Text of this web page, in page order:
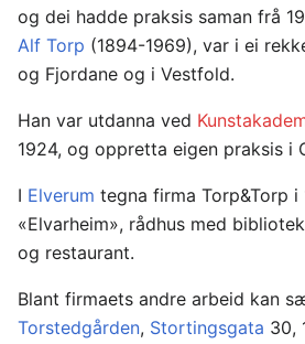
og dei hadde praksis saman frå
Alf Torp (1894-1969), var i ei
og Fjordane og i Vestfold.
Han var utdanna ved
1924, og oppretta eigen praksis i
I Elverum tegna firma Torp&Torp i
«Elvarheim», rådhus med
og restaurant.
Blant firmaets andre arbeid kan
Torstedgården, Stortingsgata 30,